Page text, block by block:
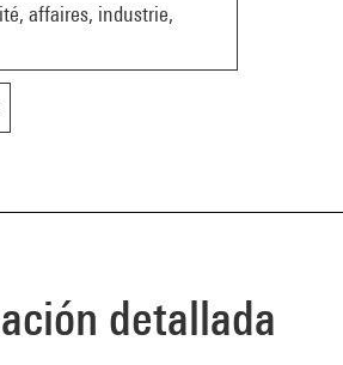
affaires, industrie,
detallada